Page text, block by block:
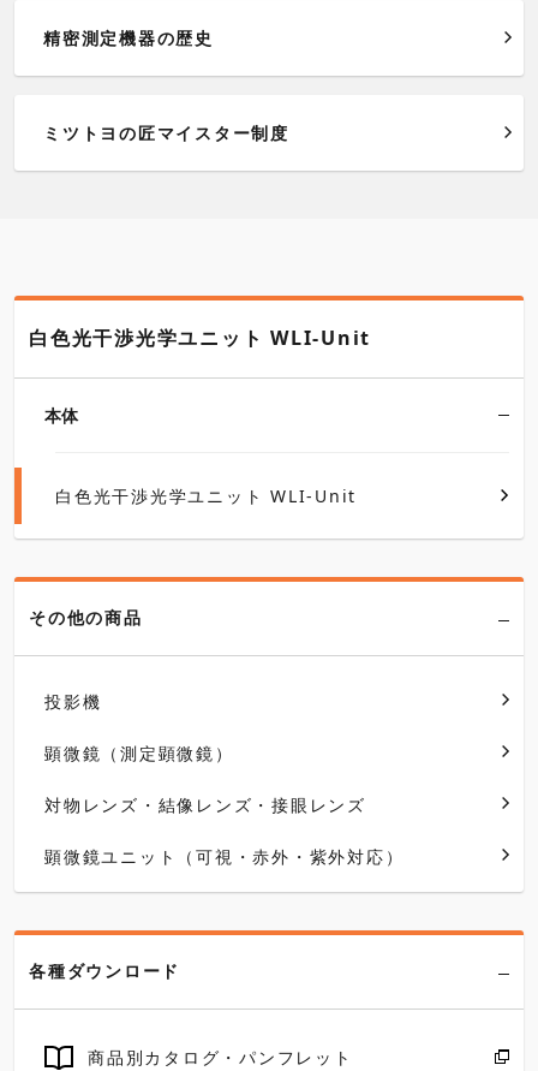
精密測定機器の歴史
ミツトヨの匠マイスター制度
白色光干渉光学ユニット WLI-Unit
本体
白色光干渉光学ユニット WLI-Unit
その他の商品
投影機
顕微鏡（測定顕微鏡）
対物レンズ・結像レンズ・接眼レンズ
顕微鏡ユニット（可視・赤外・紫外対応）
各種ダウンロード
商品別カタログ・パンフレット